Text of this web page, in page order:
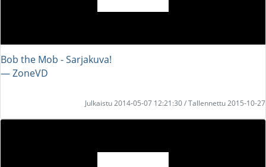
Bob the Mob - Sarjakuva!
― ZoneVD
Julkaistu 2014-05-07 12:21:30 / Tallennettu 2015-10-27